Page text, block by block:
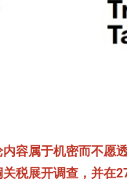
容属于机密而不愿
税展开调查，并在